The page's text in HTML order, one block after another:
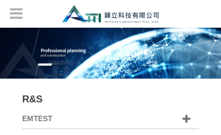
R&S
EMTEST